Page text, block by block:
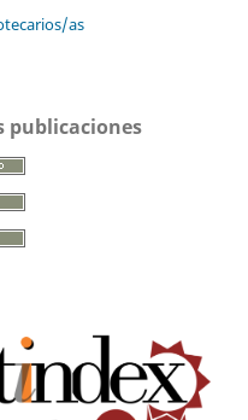
as
publicaciones